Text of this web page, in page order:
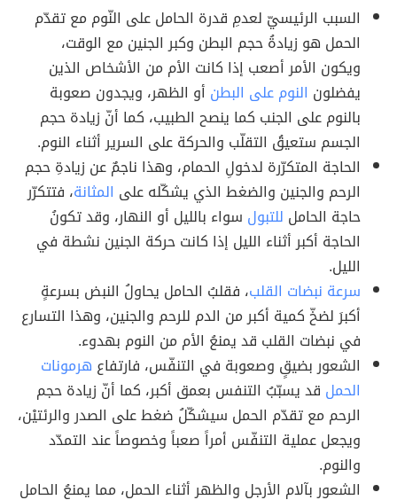
السبب الرئيسيّ لعدمِ قدرة الحامل على النّوم مع تقدّم
الحمل هو زيادةُ حجم البطن وكبر الجنين مع الوقت،
ويكون الأمر أصعب إذا كانت الأم من الأشخاص الذين
يفضلون النوم على البطن أو الظهر، ويجدون صعوبة
بالنوم على الجنب كما ينصح الطبيب، كما أنّ زيادة حجم
الجسم ستعيقُ التقلّب والحركة على السرير أثناء النوم.
الحاجة المتكرّرة لدخولِ الحمام، وهذا ناجمٌ عن زيادةِ حجم
الرحم والجنين والضغط الذي يشكّله على المثانة، فتتكرّر
حاجة الحامل للتبول سواء بالليل أو النهار، وقد تكونُ
الحاجة أكبر أثناء الليل إذا كانت حركة الجنين نشطة في
الليل.
سرعة نبضات القلب، فقلبُ الحامل يحاولُ النبض بسرعةٍ
أكبرَ لضخّ كمية أكبر من الدم للرحم والجنين، وهذا التسارع
في نبضات القلب قد يمنعُ الأم من النوم بهدوء.
الشعور بضيقٍ وصعوبة في التنفّس، فارتفاع هرمونات
الحمل قد يسبّبُ التنفس بعمق أكبر، كما أنّ زيادة حجم
الرحم مع تقدّم الحمل سيشكّلُ ضغط على الصدر والرئتيْن،
ويجعل عملية التنفّس أمراً صعباً وخصوصاً عند التمدّد
والنوم.
الشعور بآلام الأرجل والظهر أثناء الحمل، مما يمنعُ الحامل